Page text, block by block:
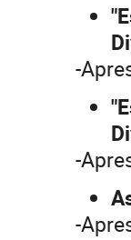
-
-
-